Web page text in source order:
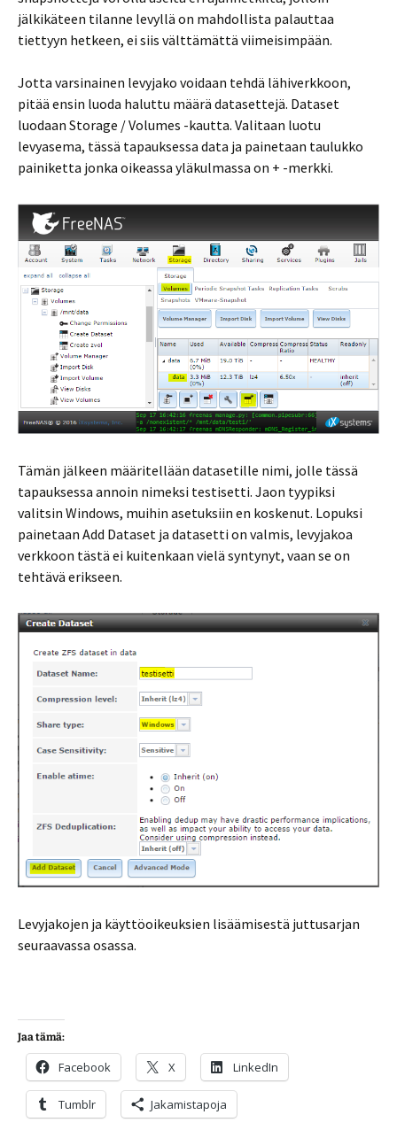
jälkikäteen tilanne levyllä on mahdollista palauttaa
tiettyyn hetkeen, ei siis välttämättä viimeisimpään.
Jotta varsinainen levyjako voidaan tehdä lähiverkkoon,
pitää ensin luoda haluttu määrä datasettejä. Dataset
luodaan Storage / Volumes -kautta. Valitaan luotu
levyasema, tässä tapauksessa data ja painetaan taulukko
painiketta jonka oikeassa yläkulmassa on + -merkki.
Tämän jälkeen määritellään datasetille nimi, jolle tässä
tapauksessa annoin nimeksi testisetti. Jaon tyypiksi
valitsin Windows, muihin asetuksiin en koskenut. Lopuksi
painetaan Add Dataset ja datasetti on valmis, levyjakoa
verkkoon tästä ei kuitenkaan vielä syntynyt, vaan se on
tehtävä erikseen.
Levyjakojen ja käyttöoikeuksien lisäämisestä juttusarjan
seuraavassa osassa.
Jaa tämä:
Facebook X LinkedIn
Tumblr Jakamistapoja